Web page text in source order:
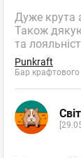
Дуже крута
Також
та
Punkraft
Бар